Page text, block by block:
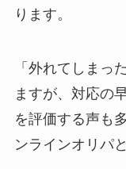
ります。
「外れてしまっ
ますが、対応の
を評価する声も
ンラインオリパ